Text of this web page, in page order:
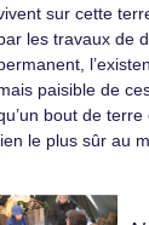
sur cette
les travaux de
paisible de
bout de
le plus sûr au